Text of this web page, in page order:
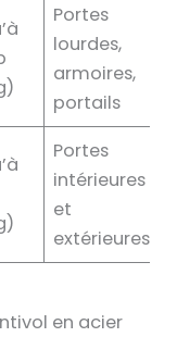
Portes
lourdes,
armoires,
portails
Portes
intérieures
et
extérieures
en acier